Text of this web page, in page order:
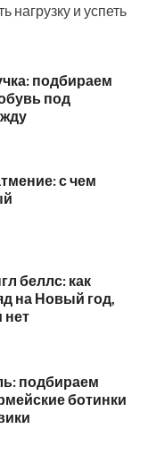
нагрузку и успеть
подбираем
под
с чем
беллс: как
на Новый год,
нет
подбираем
ботинки